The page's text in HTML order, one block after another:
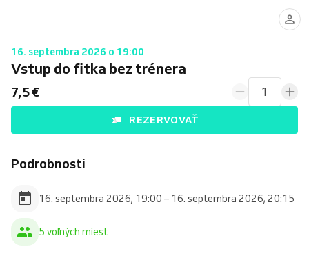
16. septembra 2026 o 19:00
Vstup do fitka bez trénera
7,5 € 1
REZERVOVAŤ
Podrobnosti
16. septembra 2026, 19:00 – 16. septembra 2026, 20:15
5 voľných miest